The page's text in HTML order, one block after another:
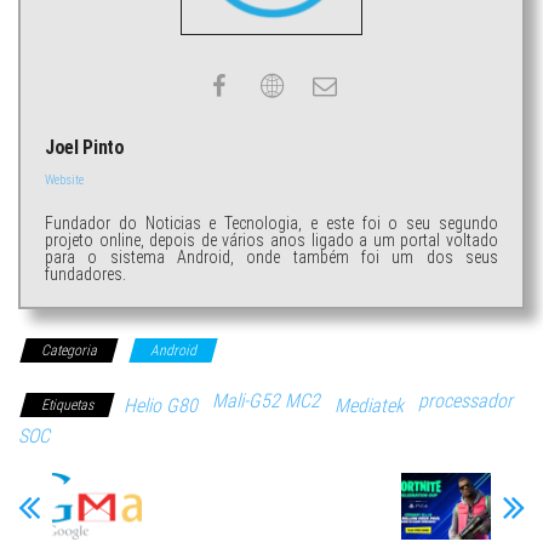
Joel Pinto
Website
Fundador do Noticias e Tecnologia, e este foi o seu segundo
projeto online, depois de vários anos ligado a um portal voltado
para o sistema Android, onde também foi um dos seus
fundadores.
Categoria Android
Etiquetas Helio G80 Mali-G52 MC2 Mediatek
processador
SOC